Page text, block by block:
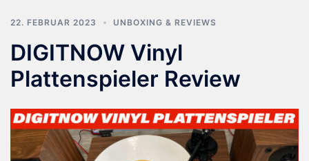
22. FEBRUAR 2023 UNBOXING & REVIEWS
DIGITNOW Vinyl
Plattenspieler Review